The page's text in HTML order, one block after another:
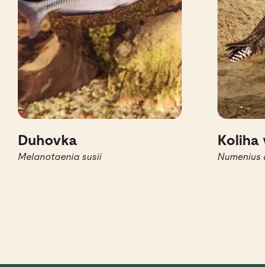
Duhovka
Melanotaenia susii
Koliha